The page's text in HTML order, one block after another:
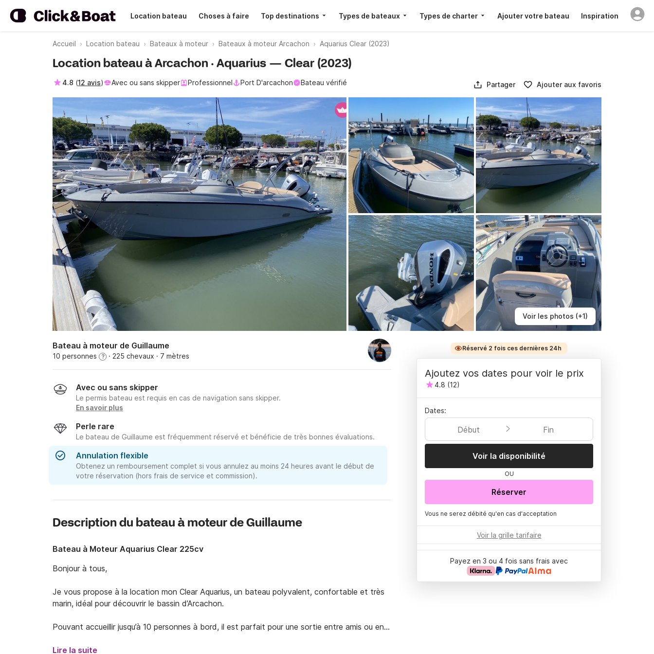
Location bateau Choses à faire Top destinations Types de bateaux Types de charter Ajouter votre bateau Inspiration
Accueil Location bateau Bateaux à moteur Bateaux à moteur Arcachon Aquarius Clear (2023)
Voir les photos (+1)
Location bateau à Arcachon · Aquarius — Clear (2023)
4.8 (12 avis) Avec ou sans skipper Professionnel Port D'arcachon Bateau vérifié Partager Ajouter aux favoris
Bateau à moteur de Guillaume
10 personnes ? · 225 chevaux · 7 mètres
Avec ou sans skipper
Le permis bateau est requis en cas de navigation sans skipper.
En savoir plus
Perle rare
Le bateau de Guillaume est fréquemment réservé et bénéficie de très bonnes évaluations.
Annulation flexible
Obtenez un remboursement complet si vous annulez au moins 24 heures avant le début de
votre réservation (hors frais de service et commission).
Description du bateau à moteur de Guillaume
Bateau à Moteur Aquarius Clear 225cv
Bonjour à tous,
Je vous propose à la location mon Clear Aquarius, un bateau polyvalent, confortable et très
marin, idéal pour découvrir le bassin d’Arcachon.
Pouvant accueillir jusqu’à 10 personnes à bord, il est parfait pour une sortie entre amis ou en
ainsi que d’un taud offrant de l’ombre à l’arrière.
Lire la suite
Réservé 2 fois ces dernières 24h
Ajoutez vos dates pour voir le prix
4.8 (12)
Dates:
Début Fin
Voir la disponibilité
OU
Réserver
Vous ne serez débité qu'en cas d'acceptation
Voir la grille tarifaire
Payez en 3 ou 4 fois sans frais avec